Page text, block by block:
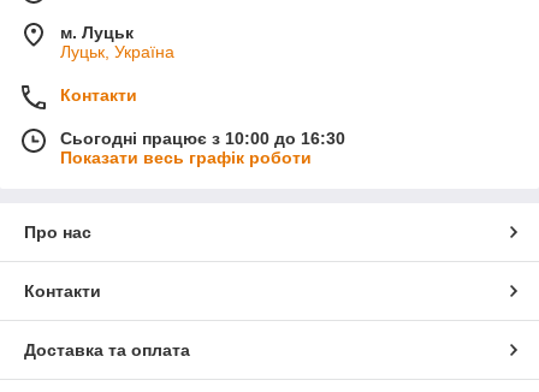
м. Луцьк
Луцьк, Україна
Контакти
Сьогодні працює з 10:00 до 16:30
Показати весь графік роботи
Про нас
Контакти
Доставка та оплата